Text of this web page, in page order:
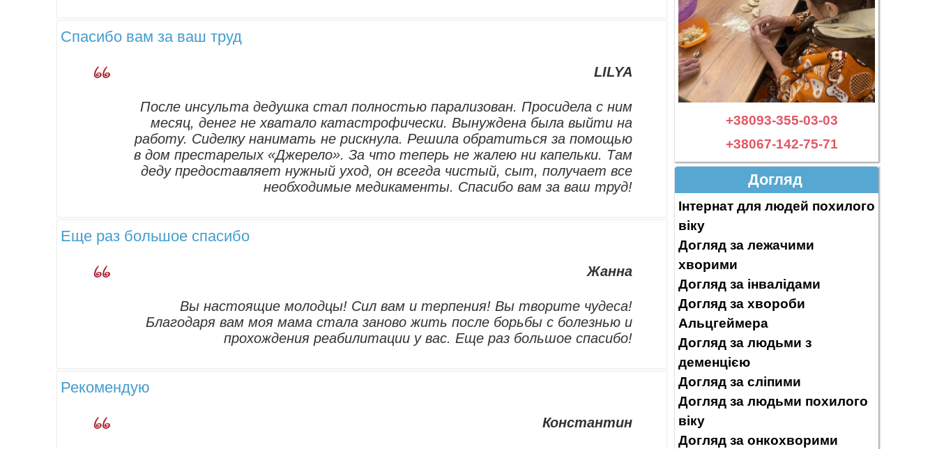
Спасибо вам за ваш труд
LILYA
После инсульта дедушка стал полностью парализован. Просидела с ним
месяц, денег не хватало катастрофически. Вынуждена была выйти на
работу. Сиделку нанимать не рискнула. Решила обратиться за помощью
в дом престарелых «Джерело». За что теперь не жалею ни капельки. Там
деду предоставляет нужный уход, он всегда чистый, сыт, получает все
необходимые медикаменты. Спасибо вам за ваш труд!
Еще раз большое спасибо
Жанна
Вы настоящие молодцы! Сил вам и терпения! Вы творите чудеса!
Благодаря вам моя мама стала заново жить после борьбы с болезнью и
прохождения реабилитации у вас. Еще раз большое спасибо!
Рекомендую
Константин
+38093-355-03-03
+38067-142-75-71
Догляд
Інтернат для людей похилого
віку
Догляд за лежачими
хворими
Догляд за інвалідами
Догляд за хвороби
Альцгеймера
Догляд за людьми з
деменцією
Догляд за сліпими
Догляд за людьми похилого
віку
Догляд за онкохворими